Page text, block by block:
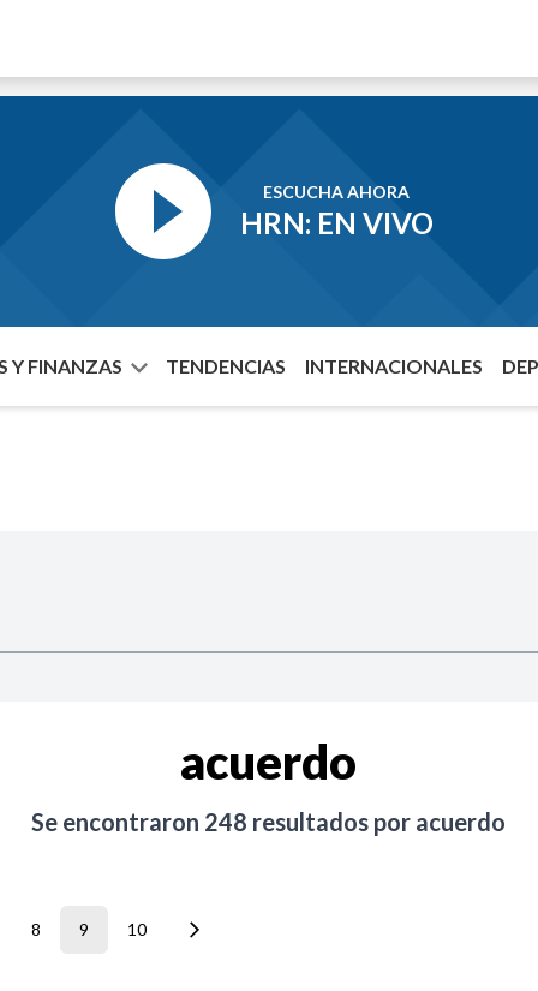
ESCUCHA AHORA
HRN: EN VIVO
Y FINANZAS TENDENCIAS INTERNACIONALES
acuerdo
Se encontraron 248 resultados por acuerdo
8 9 10